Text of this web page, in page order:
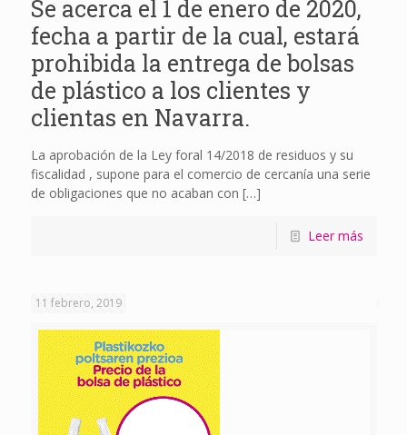
Se acerca el 1 de enero de 2020,
fecha a partir de la cual, estará
prohibida la entrega de bolsas
de plástico a los clientes y
clientas en Navarra.
La aprobación de la Ley foral 14/2018 de residuos y su
fiscalidad , supone para el comercio de cercanía una serie
de obligaciones que no acaban con […]
Leer más
11 febrero, 2019